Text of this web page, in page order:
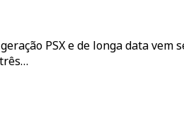
PSX e de longa data